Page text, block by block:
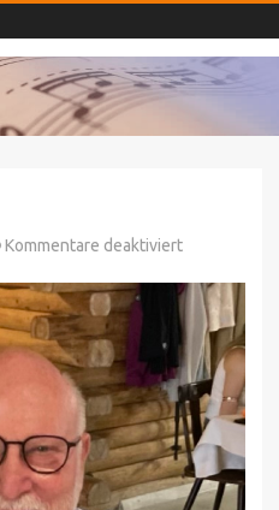
Skip
to
content
Kommentare deaktiviertfür